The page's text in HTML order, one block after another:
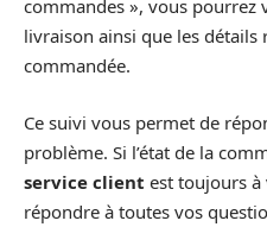
commandes », vous pourrez
livraison ainsi que les détails
commandée.
Ce suivi vous permet de
problème. Si l’état de la
service client est toujours
répondre à toutes vos